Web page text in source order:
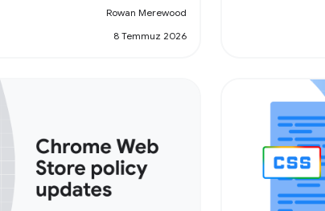
Rowan Merewood
8 Temmuz 2026